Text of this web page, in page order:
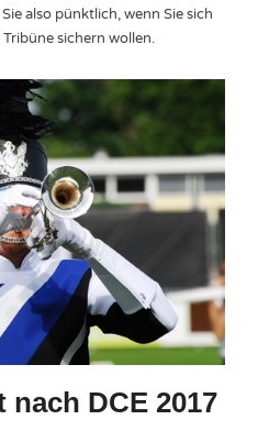
also pünktlich, wenn Sie sich
sichern wollen.
DCE 2017